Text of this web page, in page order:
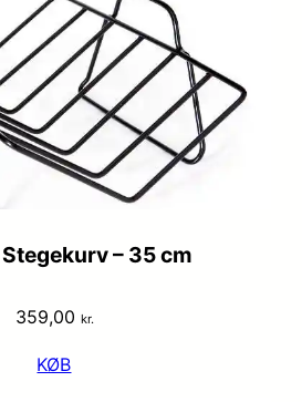
– 35 cm
359,00 kr.
KØB